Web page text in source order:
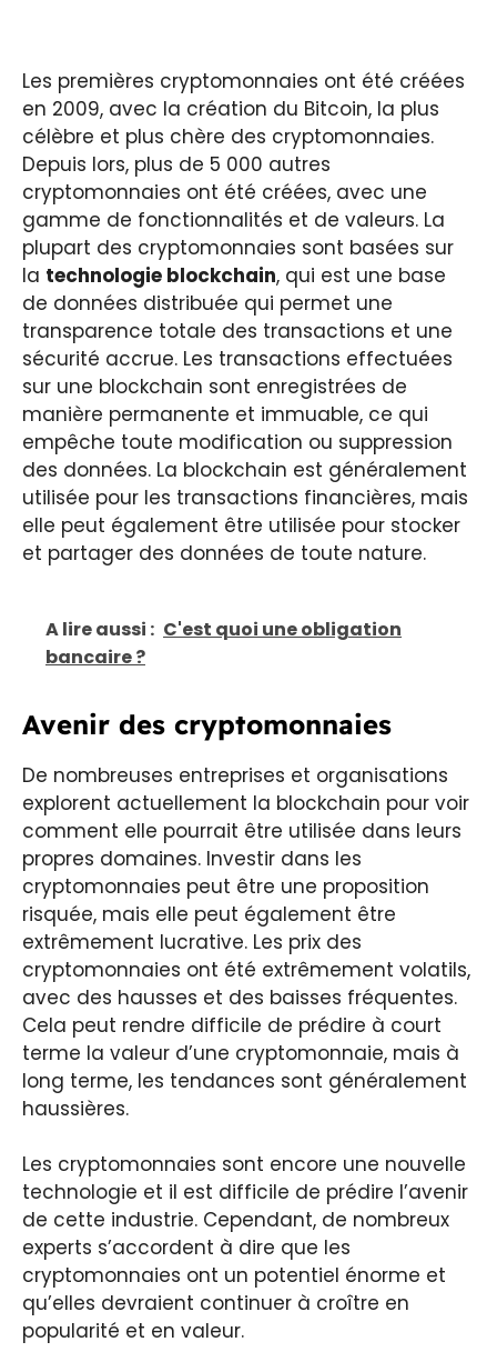
Les premières cryptomonnaies ont été créées
en 2009, avec la création du Bitcoin, la plus
célèbre et plus chère des cryptomonnaies.
Depuis lors, plus de 5 000 autres
cryptomonnaies ont été créées, avec une
gamme de fonctionnalités et de valeurs. La
plupart des cryptomonnaies sont basées sur
la technologie blockchain, qui est une base
de données distribuée qui permet une
transparence totale des transactions et une
sécurité accrue. Les transactions effectuées
sur une blockchain sont enregistrées de
manière permanente et immuable, ce qui
empêche toute modification ou suppression
des données. La blockchain est généralement
utilisée pour les transactions financières, mais
elle peut également être utilisée pour stocker
et partager des données de toute nature.
A lire aussi : C'est quoi une obligation
bancaire ?
Avenir des cryptomonnaies
De nombreuses entreprises et organisations
explorent actuellement la blockchain pour voir
comment elle pourrait être utilisée dans leurs
propres domaines. Investir dans les
cryptomonnaies peut être une proposition
risquée, mais elle peut également être
extrêmement lucrative. Les prix des
cryptomonnaies ont été extrêmement volatils,
avec des hausses et des baisses fréquentes.
Cela peut rendre difficile de prédire à court
terme la valeur d’une cryptomonnaie, mais à
long terme, les tendances sont généralement
haussières.
Les cryptomonnaies sont encore une nouvelle
technologie et il est difficile de prédire l’avenir
de cette industrie. Cependant, de nombreux
experts s’accordent à dire que les
cryptomonnaies ont un potentiel énorme et
qu’elles devraient continuer à croître en
popularité et en valeur.